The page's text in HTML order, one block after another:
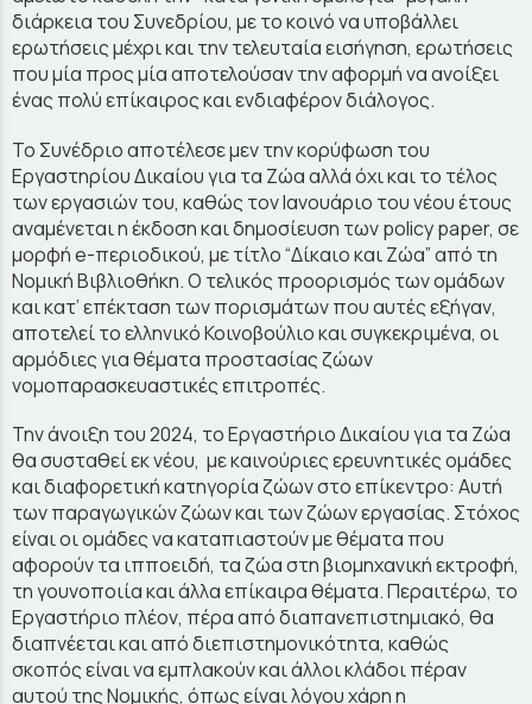
διάρκεια του Συνεδρίου, με το κοινό να υποβάλλει
ερωτήσεις μέχρι και την τελευταία εισήγηση, ερωτήσεις
που μία προς μία αποτελούσαν την αφορμή να ανοίξει
ένας πολύ επίκαιρος και ενδιαφέρον διάλογος.
Το Συνέδριο αποτέλεσε μεν την κορύφωση του
Εργαστηρίου Δικαίου για τα Ζώα αλλά όχι και το τέλος
των εργασιών του, καθώς τον Ιανουάριο του νέου έτους
αναμένεται η έκδοση και δημοσίευση των policy paper, σε
μορφή e-περιοδικού, με τίτλο “Δίκαιο και Ζώα” από τη
Νομική Βιβλιοθήκη. Ο τελικός προορισμός των ομάδων
και κατ’ επέκταση των πορισμάτων που αυτές εξήγαν,
αποτελεί το ελληνικό Κοινοβούλιο και συγκεκριμένα, οι
αρμόδιες για θέματα προστασίας ζώων
νομοπαρασκευαστικές επιτροπές.
Την άνοιξη του 2024, το Εργαστήριο Δικαίου για τα Ζώα
θα συσταθεί εκ νέου, με καινούριες ερευνητικές ομάδες
και διαφορετική κατηγορία ζώων στο επίκεντρο: Αυτή
των παραγωγικών ζώων και των ζώων εργασίας. Στόχος
είναι οι ομάδες να καταπιαστούν με θέματα που
αφορούν τα ιπποειδή, τα ζώα στη βιομηχανική εκτροφή,
τη γουνοποιία και άλλα επίκαιρα θέματα. Περαιτέρω, το
Εργαστήριο πλέον, πέρα από διαπανεπιστημιακό, θα
διαπνέεται και από διεπιστημονικότητα, καθώς
σκοπός είναι να εμπλακούν και άλλοι κλάδοι πέραν
αυτού της Νομικής, όπως είναι λόγου χάρη η